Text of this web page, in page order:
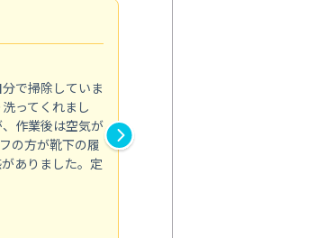
で掃除していま
ってくれまし
作業後は空気が
の方が靴下の履
ありました。定